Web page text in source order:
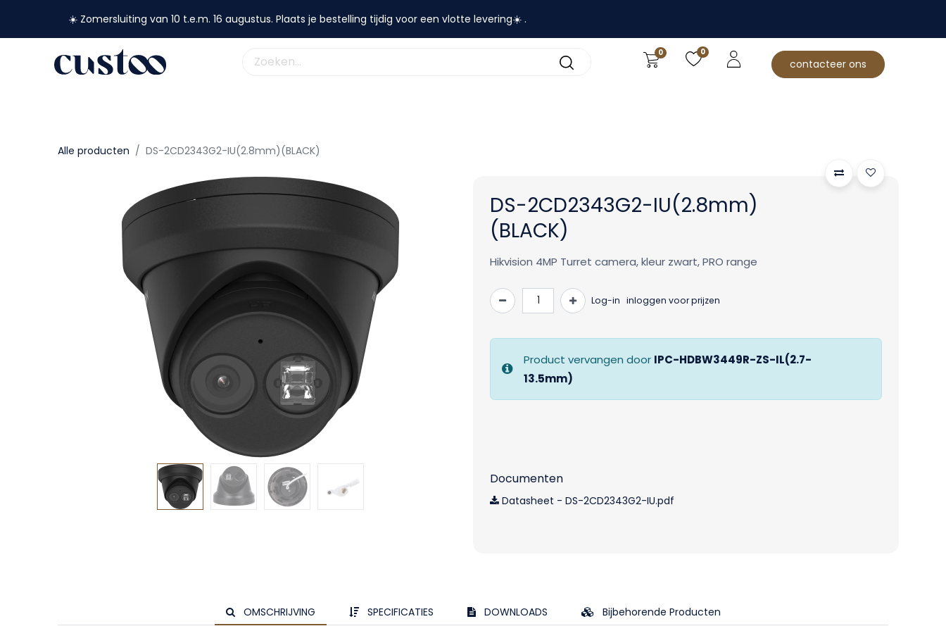
☀️ Zomersluiting van 10 t.e.m. 16 augustus. Plaats je bestelling tijdig voor een vlotte levering☀️ .
0 0
contacteer ons
Alle producten DS-2CD2343G2-IU(2.8mm)(BLACK)
DS-2CD2343G2-IU(2.8mm)
(BLACK)
Hikvision 4MP Turret camera, kleur zwart, PRO range
Log-in inloggen voor prijzen
Product vervangen door IPC-HDBW3449R-ZS-IL(2.7-
13.5mm)
Documenten
Datasheet - DS-2CD2343G2-IU.pdf
OMSCHRIJVING SPECIFICATIES DOWNLOADS Bijbehorende Producten